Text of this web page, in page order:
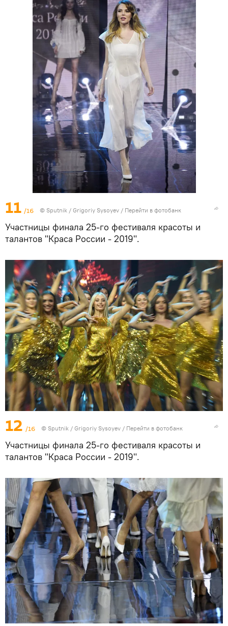
11 /16 © Sputnik / Grigoriy Sysoyev / Перейти в фотобанк
Участницы финала 25-го фестиваля красоты и
талантов "Краса России - 2019".
12 /16 © Sputnik / Grigoriy Sysoyev / Перейти в фотобанк
Участницы финала 25-го фестиваля красоты и
талантов "Краса России - 2019".